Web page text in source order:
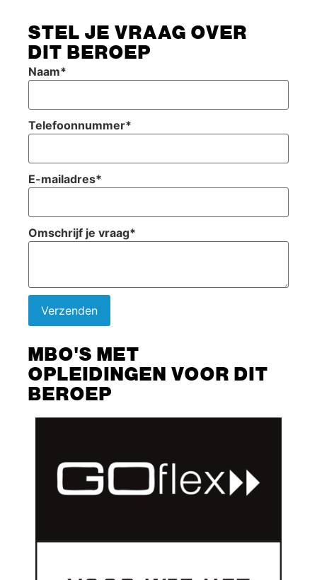
STEL JE VRAAG OVER
DIT BEROEP
Naam*
Telefoonnummer*
E-mailadres*
Omschrijf je vraag*
Verzenden
MBO'S MET
OPLEIDINGEN VOOR DIT
BEROEP